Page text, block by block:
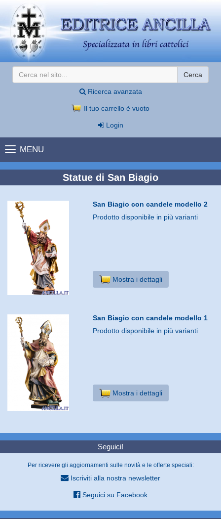
Cerca
Ricerca avanzata
Il tuo carrello è vuoto
Login
MENU
Statue di San Biagio
San Biagio con candele modello 2
Prodotto disponibile in più varianti
Mostra i dettagli
San Biagio con candele modello 1
Prodotto disponibile in più varianti
Mostra i dettagli
Seguici!
Per ricevere gli aggiornamenti sulle novità e le offerte speciali:
Iscriviti alla nostra newsletter
Seguici su Facebook